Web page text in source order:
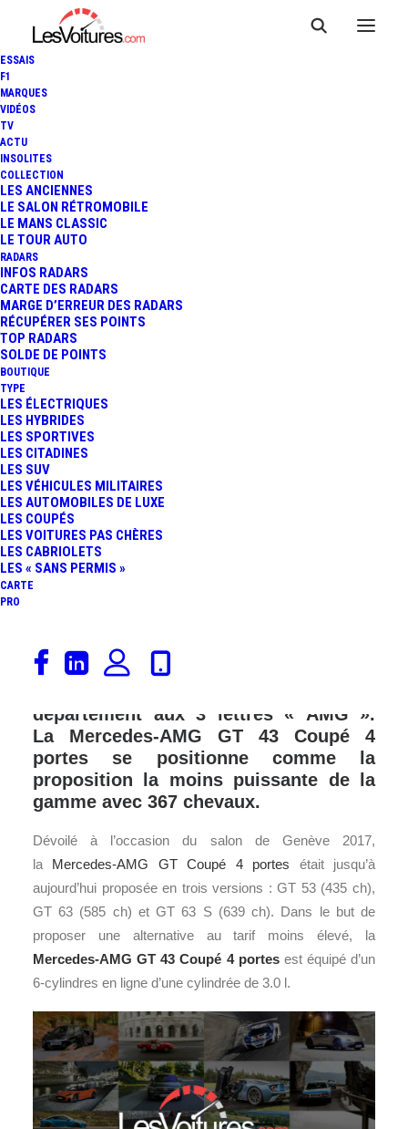
ESSAIS
F1
MARQUES
VIDÉOS
TV
ACTU
INSOLITES
COLLECTION
LES ANCIENNES
LE SALON RÉTROMOBILE
LE MANS CLASSIC
LE TOUR AUTO
RADARS
INFOS RADARS
CARTE DES RADARS
MARGE D’ERREUR DES RADARS
RÉCUPÉRER SES POINTS
TOP RADARS
SOLDE DE POINTS
BOUTIQUE
TYPE
LES ÉLECTRIQUES
LES HYBRIDES
LES SPORTIVES
LES CITADINES
LES SUV
LES VÉHICULES MILITAIRES
LES AUTOMOBILES DE LUXE
LES COUPÉS
LES VOITURES PAS CHÈRES
LES CABRIOLETS
LES « SANS PERMIS »
CARTE
PRO
COUPÉ 4 PORTES : 367
CHEVAUX AU PROGRAMME
2 Minutes |
Mercedes-AMG dévoile une nouvelle
déclinaison de son coupé 4 portes
département aux 3 lettres « AMG ».
La Mercedes-AMG GT 43 Coupé 4
portes se positionne comme la
proposition la moins puissante de la
gamme avec 367 chevaux.
Dévoilé à l’occasion du salon de Genève 2017,
la Mercedes-AMG GT Coupé 4 portes était jusqu’à
aujourd’hui proposée en trois versions : GT 53 (435 ch),
GT 63 (585 ch) et GT 63 S (639 ch). Dans le but de
proposer une alternative au tarif moins élevé, la
Mercedes-AMG GT 43 Coupé 4 portesest équipé d’un
6-cylindres en ligne d’une cylindrée de 3.0 l.